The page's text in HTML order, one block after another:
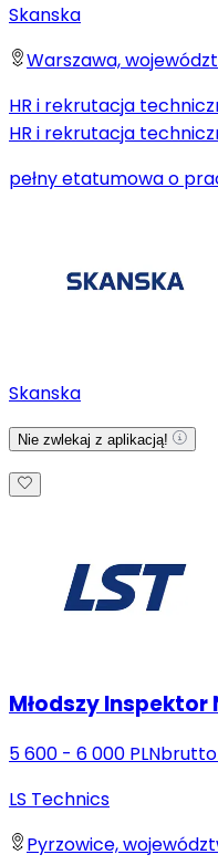
Skanska
Warszawa,
HR i rekrutacja
HR i rekrutacja
pełny etatumowa o
Skanska
Nie zwlekaj z aplikacją!
Młodszy Inspektor
5 600 - 6 000 PLNbrutto
LS Technics
Pyrzowice,